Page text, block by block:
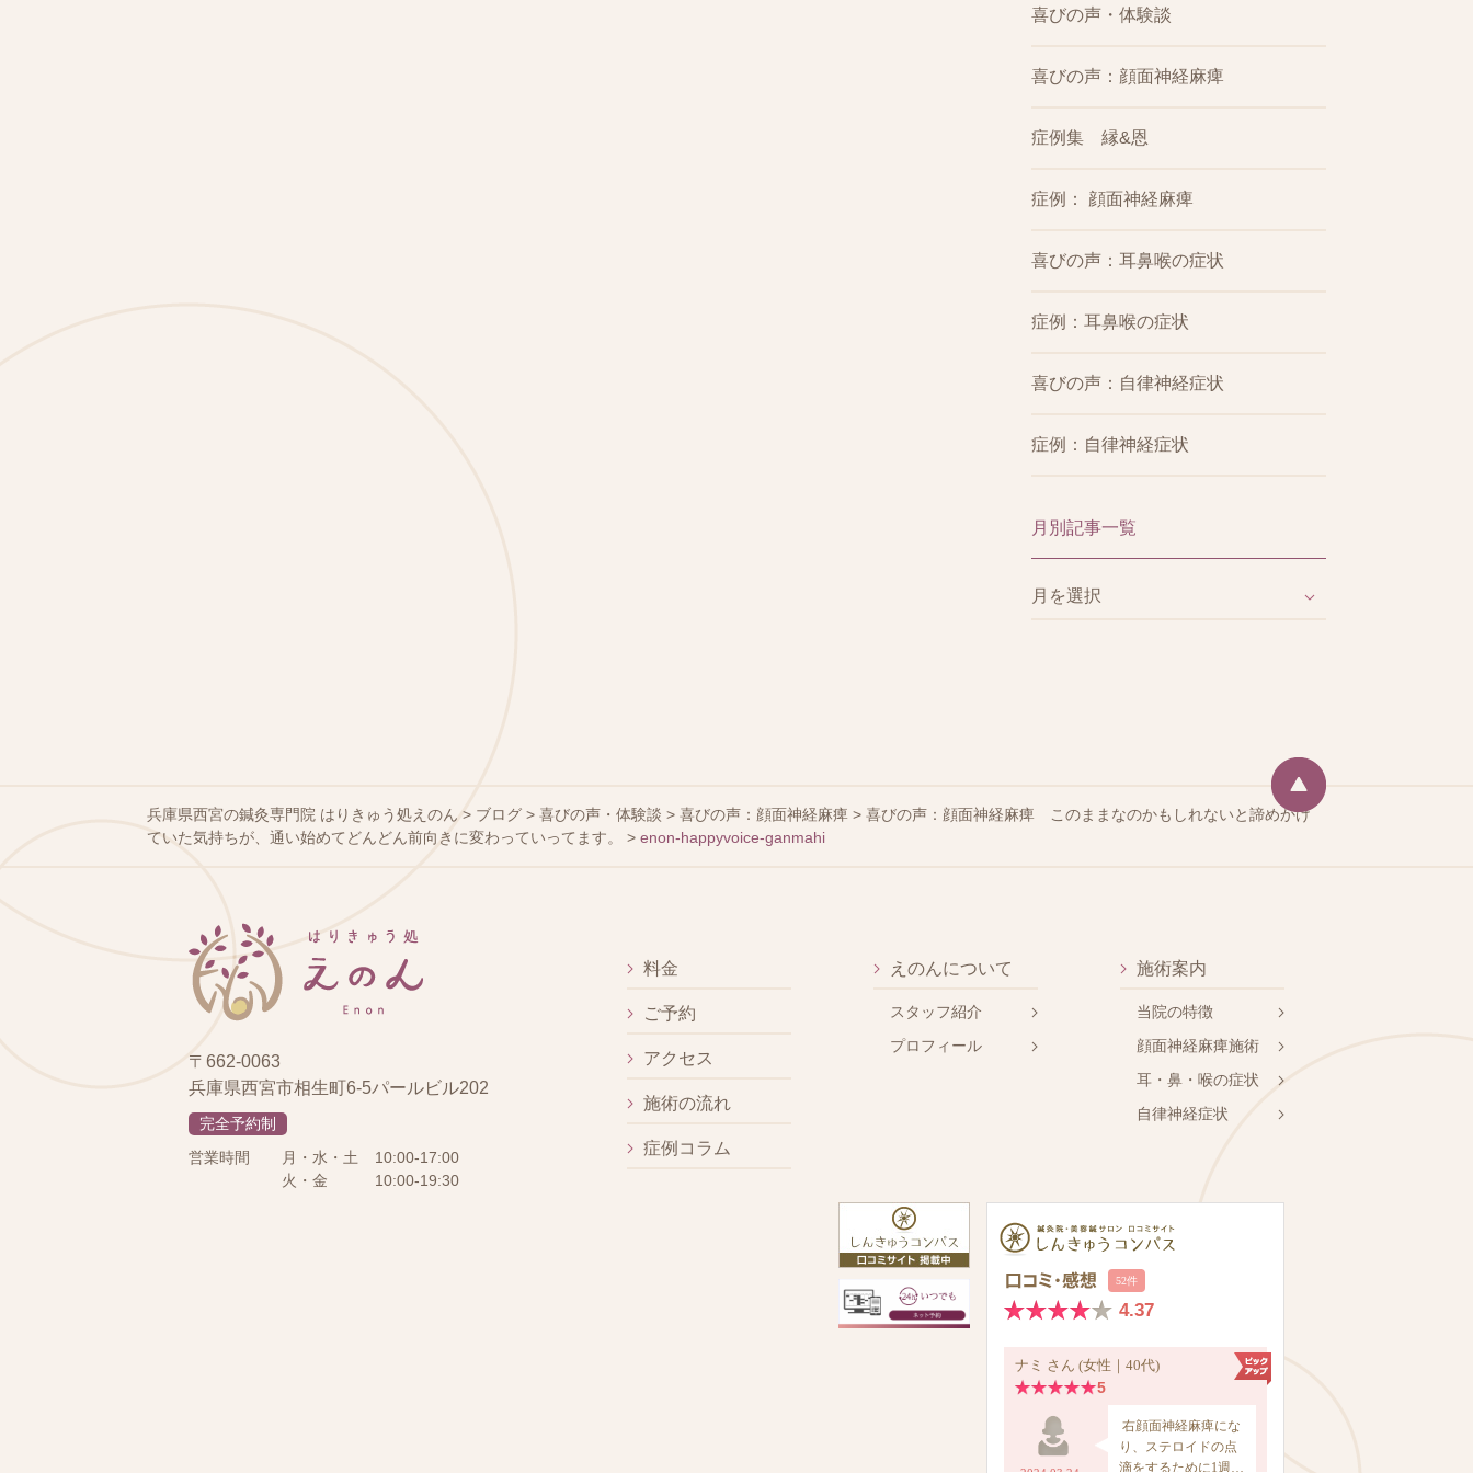
喜びの声・体験談
喜びの声：顔面神経麻痺
症例集 縁&恩
症例： 顔面神経麻痺
喜びの声：耳鼻喉の症状
症例：耳鼻喉の症状
喜びの声：自律神経症状
症例：自律神経症状
月別記事一覧
兵庫県西宮の鍼灸専門院 はりきゅう処えのん > ブログ >喜びの声・体験談 >喜びの声：顔面神経麻痺 >喜びの声：顔面神経麻痺 このままなのかもしれないと諦めかけ
ていた気持ちが、通い始めてどんどん前向きに変わっていってます。
>enon-happyvoice-ganmahi
〒662-0063
兵庫県西宮市相生町6-5パールビル202
完全予約制
営業時間
月・水・土
10:00-17:00
火・金
10:00-19:30
料金
ご予約
アクセス
施術の流れ
症例コラム
えのんについて
スタッフ紹介
プロフィール
施術案内
当院の特徴
顔面神経麻痺施術
耳・鼻・喉の症状
自律神経症状